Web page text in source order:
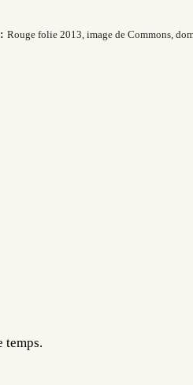
Rouge folie 2013, image de Commons,
temps.